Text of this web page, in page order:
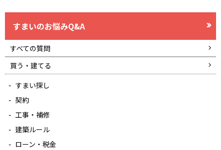
すまいのお悩みQ&A
すべての質問
買う・建てる
すまい探し
契約
工事・補修
建築ルール
ローン・税金